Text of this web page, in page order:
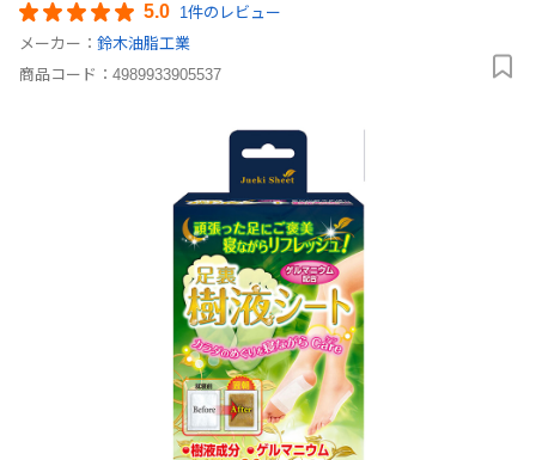
5.0 1件のレビュー
メーカー： 鈴木油脂工業
商品コード： 4989933905537